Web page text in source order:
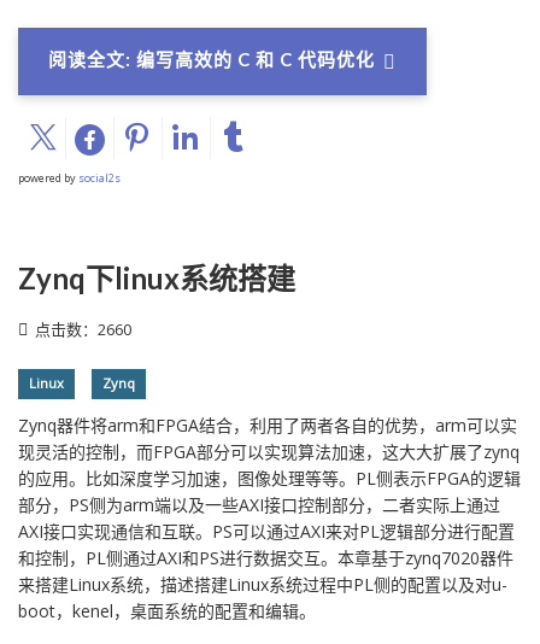
阅读全文: 编写高效的 C 和 C 代码优化
powered by social2s
Zynq下linux系统搭建
点击数：2660
Linux Zynq
Zynq器件将arm和FPGA结合，利用了两者各自的优势，arm可以实
现灵活的控制，而FPGA部分可以实现算法加速，这大大扩展了zynq
的应用。比如深度学习加速，图像处理等等。PL侧表示FPGA的逻辑
部分，PS侧为arm端以及一些AXI接口控制部分，二者实际上通过
AXI接口实现通信和互联。PS可以通过AXI来对PL逻辑部分进行配置
和控制，PL侧通过AXI和PS进行数据交互。本章基于zynq7020器件
来搭建Linux系统，描述搭建Linux系统过程中PL侧的配置以及对u-
boot，kenel，桌面系统的配置和编辑。